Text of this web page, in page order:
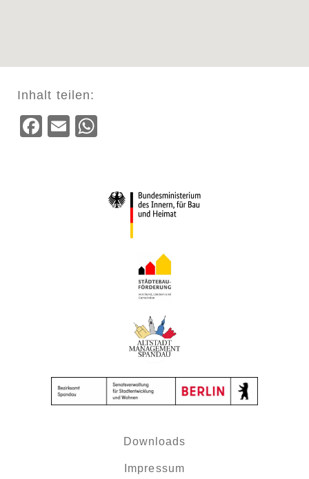
Inhalt teilen:
Facebook
Email
Downloads
Impressum